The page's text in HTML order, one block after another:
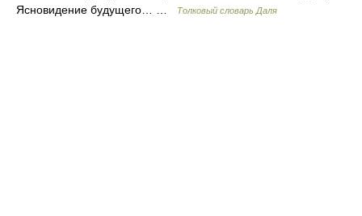
Ясновидение будущего… …
Толковый словарь Даля